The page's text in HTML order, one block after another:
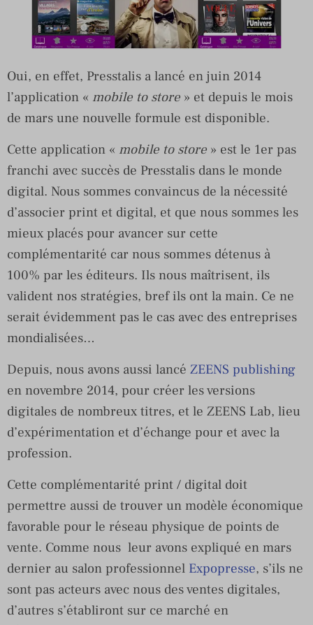
Oui, en effet, Presstalis a lancé en juin 2014
l’application « mobile to store » et depuis le mois
de mars une nouvelle formule est disponible.
Cette application « mobile to store » est le 1er pas
franchi avec succès de Presstalis dans le monde
digital. Nous sommes convaincus de la nécessité
d’associer print et digital, et que nous sommes les
mieux placés pour avancer sur cette
complémentarité car nous sommes détenus à
100% par les éditeurs. Ils nous maîtrisent, ils
valident nos stratégies, bref ils ont la main. Ce ne
serait évidemment pas le cas avec des entreprises
mondialisées…
Depuis, nous avons aussi lancé ZEENS publishing
en novembre 2014, pour créer les versions
digitales de nombreux titres, et le ZEENS Lab, lieu
d’expérimentation et d’échange pour et avec la
profession.
Cette complémentarité print / digital doit
permettre aussi de trouver un modèle économique
favorable pour le réseau physique de points de
vente. Comme nous leur avons expliqué en mars
dernier au salon professionnel Expopresse, s’ils ne
sont pas acteurs avec nous des ventes digitales,
d’autres s’établiront sur ce marché en